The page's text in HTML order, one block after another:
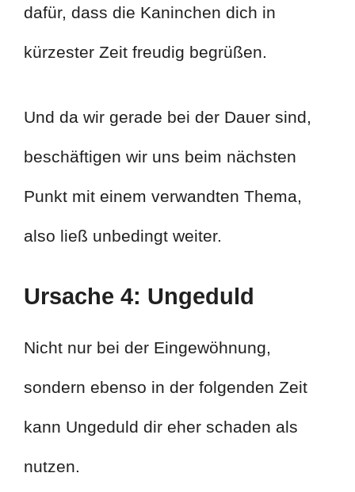
dafür, dass die Kaninchen dich in
kürzester Zeit freudig begrüßen.
Und da wir gerade bei der Dauer sind,
beschäftigen wir uns beim nächsten
Punkt mit einem verwandten Thema,
also ließ unbedingt weiter.
Ursache 4: Ungeduld
Nicht nur bei der Eingewöhnung,
sondern ebenso in der folgenden Zeit
kann Ungeduld dir eher schaden als
nutzen.